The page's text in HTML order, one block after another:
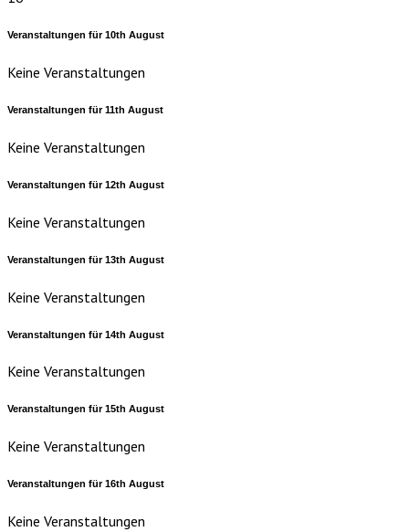
Veranstaltungen für10th August
Keine Veranstaltungen
Veranstaltungen für11th August
Keine Veranstaltungen
Veranstaltungen für12th August
Keine Veranstaltungen
Veranstaltungen für13th August
Keine Veranstaltungen
Veranstaltungen für14th August
Keine Veranstaltungen
Veranstaltungen für15th August
Keine Veranstaltungen
Veranstaltungen für16th August
Keine Veranstaltungen